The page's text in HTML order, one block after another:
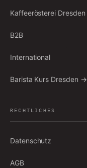
Kaffeerösterei Dresden
B2B
International
Barista Kurs Dresden →
RECHTLICHES
Datenschutz
AGB